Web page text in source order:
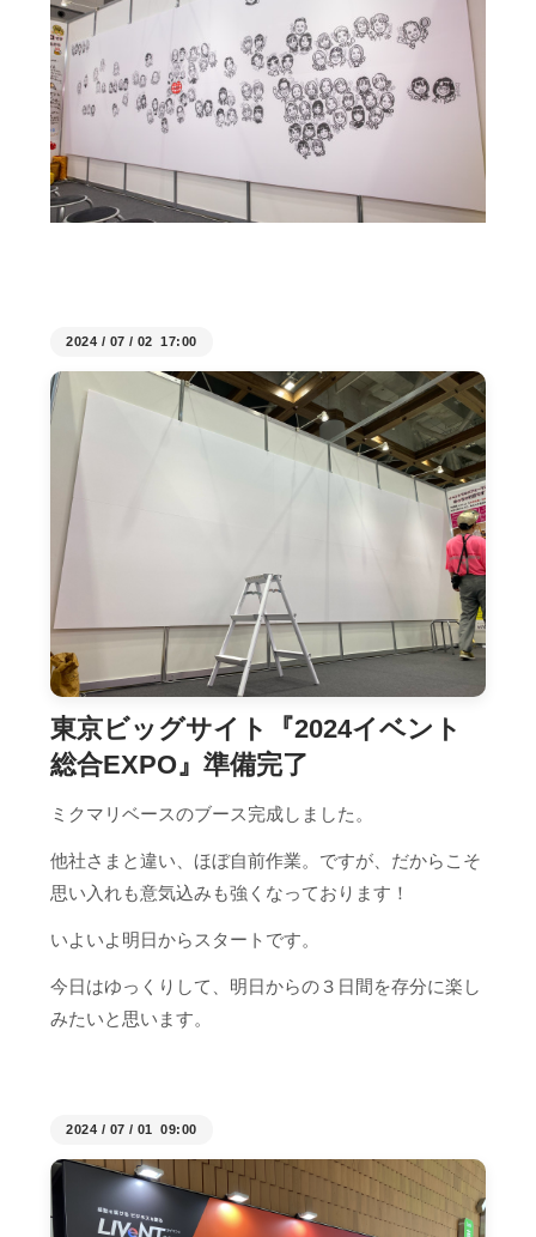
2024 / 07 / 02 17:00
東京ビッグサイト『2024イベント
総合EXPO』準備完了
ミクマリベースのブース完成しました。
他社さまと違い、ほぼ自前作業。ですが、だからこそ
思い入れも意気込みも強くなっております！
いよいよ明日からスタートです。
今日はゆっくりして、明日からの３日間を存分に楽し
みたいと思います。
2024 / 07 / 01 09:00